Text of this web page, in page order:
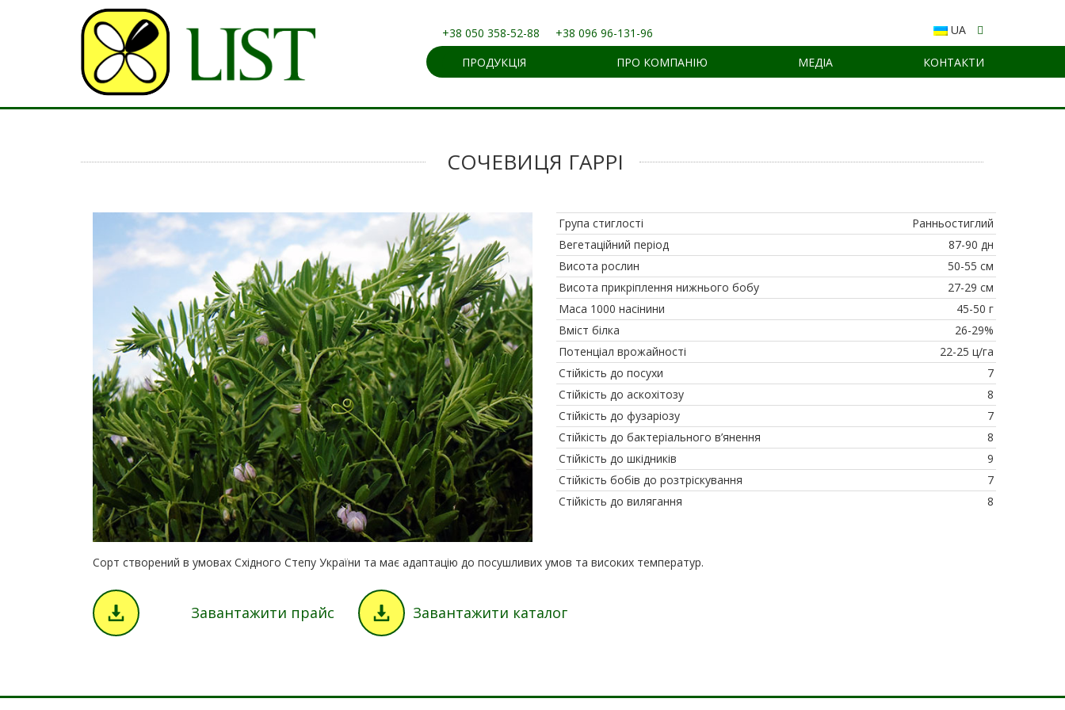
UA
+38 050 358-52-88
+38 096 96-131-96
ПРОДУКЦІЯ
ПРО КОМПАНІЮ МЕДІА КОНТАКТИ
СОЧЕВИЦЯ ГАРРІ
Група стиглості
Ранньостиглий
Вегетаційний період
87-90 дн
Висота рослин
50-55 см
Висота прикріплення нижнього бобу
27-29 см
Маса 1000 насінини
45-50 г
Вміст білка
26-29%
Потенціал врожайності
22-25 ц/га
Стійкість до посухи
7
Стійкість до аскохітозу
8
Стійкість до фузаріозу
7
Стійкість до бактеріального в’янення
8
Стійкість до шкідників
9
Стійкість бобів до розтріскування
7
Стійкість до вилягання
8
Сорт створений в умовах Східного Степу України та має адаптацію до посушливих умов та високих температур.
Завантажити прайс Завантажити каталог